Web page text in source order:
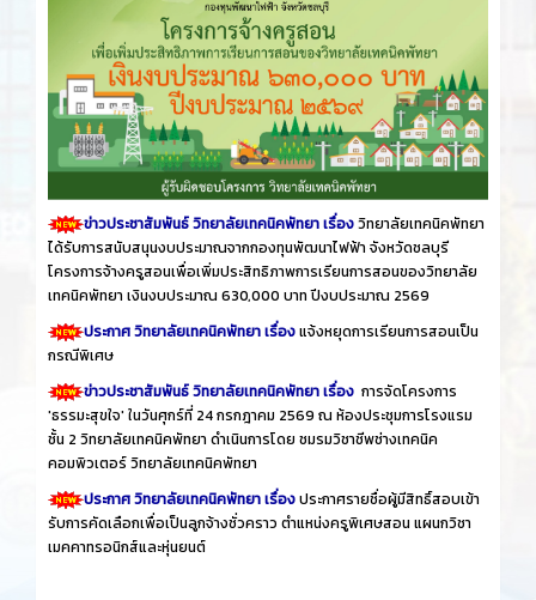
ข่าวประชาสัมพันธ์ วิทยาลัยเทคนิคพัทยา เรื่องวิทยาลัยเทคนิคพัทยา
ได้รับการสนับสนุนงบประมาณจากกองทุนพัฒนาไฟฟ้า จังหวัดชลบุรี
โครงการจ้างครูสอนเพื่อเพิ่มประสิทธิภาพการเรียนการสอนของวิทยาลัย
เทคนิคพัทยา เงินงบประมาณ 630,000 บาท ปีงบประมาณ 2569
ประกาศ วิทยาลัยเทคนิคพัทยา เรื่องแจ้งหยุดการเรียนการสอนเป็น
กรณีพิเศษ
ข่าวประชาสัมพันธ์ วิทยาลัยเทคนิคพัทยา เรื่อง การจัดโครงการ
'ธรรมะสุขใจ' ในวันศุกร์ที่ 24 กรกฎาคม 2569 ณ ห้องประชุมการโรงแรม
ชั้น 2 วิทยาลัยเทคนิคพัทยา ดำเนินการโดย ชมรมวิชาชีพช่างเทคนิค
คอมพิวเตอร์ วิทยาลัยเทคนิคพัทยา
ประกาศ วิทยาลัยเทคนิคพัทยา เรื่องประกาศรายชื่อผู้มีสิทธิ์สอบเข้า
รับการคัดเลือกเพื่อเป็นลูกจ้างชั่วคราว ตำแหน่งครูพิเศษสอน แผนกวิชา
เมคคาทรอนิกส์และหุ่นยนต์